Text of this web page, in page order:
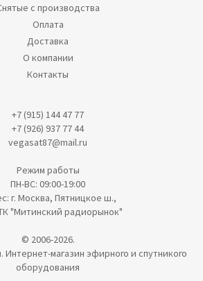
с производства
Оплата
Доставка
О компании
Контакты
+7 (915) 144 47 77
+7 (926) 937 77 44
vegasat87@mail.ru
Режим работы
ПН-ВС: 09:00-19:00
г. Москва, Пятницкое ш.,
"Митинский радиорынок"
© 2006-2026.
магазин эфирного и спутникого
оборудования